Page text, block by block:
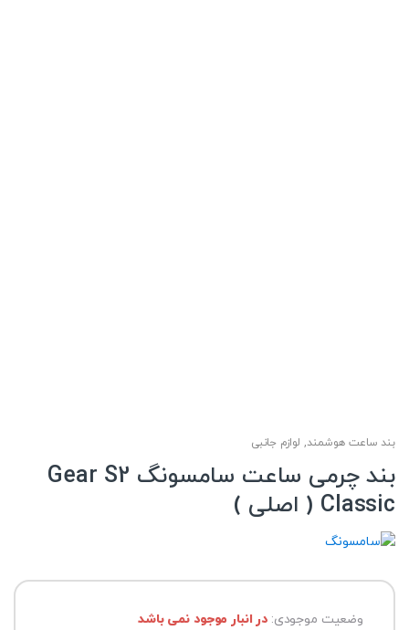
بند ساعت هوشمند, لوازم جانبی
بند چرمی ساعت سامسونگ Gear S2
Classic ( اصلی )
وضعیت موجودی:در انبار موجود نمی باشد